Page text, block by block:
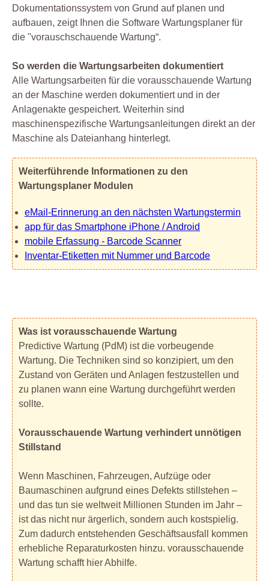
Dokumentationssystem von Grund auf planen und
aufbauen, zeigt Ihnen die Software Wartungsplaner für
die "vorauschschauende Wartung“.
So werden die Wartungsarbeiten dokumentiert
Alle Wartungsarbeiten für die vorausschauende Wartung
an der Maschine werden dokumentiert und in der
Anlagenakte gespeichert. Weiterhin sind
maschinenspezifische Wartungsanleitungen direkt an der
Maschine als Dateianhang hinterlegt.
Weiterführende Informationen zu den
Wartungsplaner Modulen
eMail-Erinnerung an den nächsten Wartungstermin
app für das Smartphone iPhone / Android
mobile Erfassung - Barcode Scanner
Inventar-Etiketten mit Nummer und Barcode
Was ist vorausschauende Wartung
Predictive Wartung (PdM) ist die vorbeugende
Wartung. Die Techniken sind so konzipiert, um den
Zustand von Geräten und Anlagen festzustellen und
zu planen wann eine Wartung durchgeführt werden
sollte.
Vorausschauende Wartung verhindert unnötigen
Stillstand
Wenn Maschinen, Fahrzeugen, Aufzüge oder
Baumaschinen aufgrund eines Defekts stillstehen –
und das tun sie weltweit Millionen Stunden im Jahr –
ist das nicht nur ärgerlich, sondern auch kostspielig.
Zum dadurch entstehenden Geschäftsausfall kommen
erhebliche Reparaturkosten hinzu. vorausschauende
Wartung schafft hier Abhilfe.